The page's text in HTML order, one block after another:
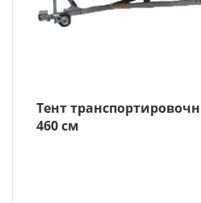
Тент
460 см